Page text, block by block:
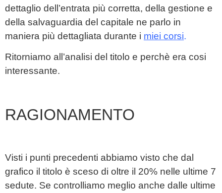
dettaglio dell’entrata più corretta, della gestione e
della salvaguardia del capitale ne parlo in
maniera più dettagliata durante i miei corsi.
Ritorniamo all’analisi del titolo e perchè era cosi
interessante.
RAGIONAMENTO
Visti i punti precedenti abbiamo visto che dal
grafico il titolo è sceso di oltre il 20% nelle ultime 7
sedute. Se controlliamo meglio anche dalle ultime